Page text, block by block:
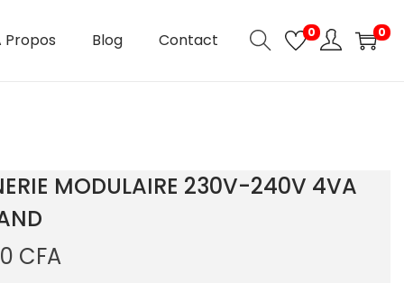
Propos Blog Contact 0 0
MODULAIRE 230V-240V 4VA
CFA